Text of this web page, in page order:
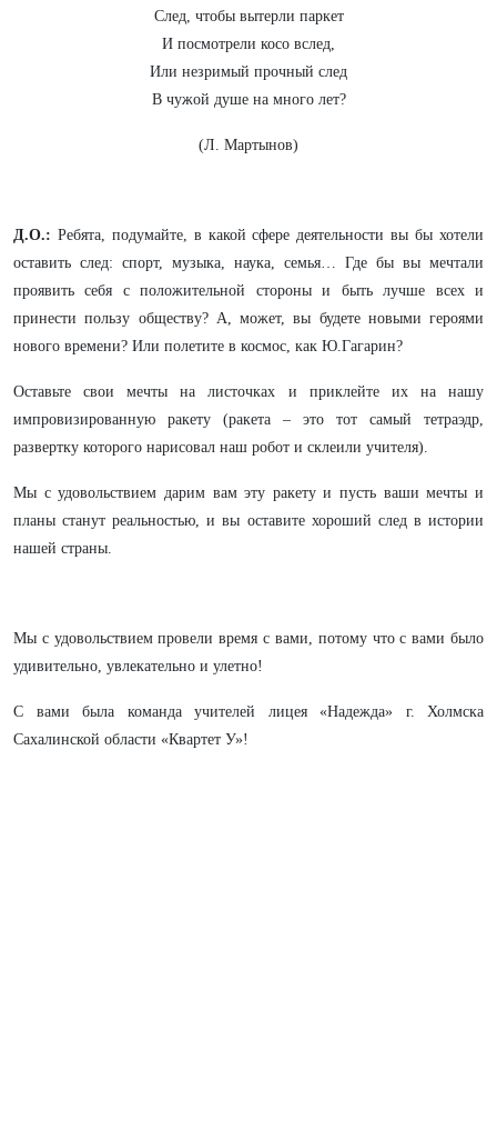
След, чтобы вытерли паркет
И посмотрели косо вслед,
Или незримый прочный след
В чужой душе на много лет?
(Л. Мартынов)
Д.О.: Ребята, подумайте, в какой сфере деятельности вы бы хотели
оставить след: спорт, музыка, наука, семья… Где бы вы мечтали
проявить себя с положительной стороны и быть лучше всех и
принести пользу обществу? А, может, вы будете новыми героями
нового времени? Или полетите в космос, как Ю.Гагарин?
Оставьте свои мечты на листочках и приклейте их на нашу
импровизированную ракету (ракета – это тот самый тетраэдр,
развертку которого нарисовал наш робот и склеили учителя).
Мы с удовольствием дарим вам эту ракету и пусть ваши мечты и
планы станут реальностью, и вы оставите хороший след в истории
нашей страны.
Мы с удовольствием провели время с вами, потому что с вами было
удивительно, увлекательно и улетно!
С вами была команда учителей лицея «Надежда» г. Холмска
Сахалинской области «Квартет У»!